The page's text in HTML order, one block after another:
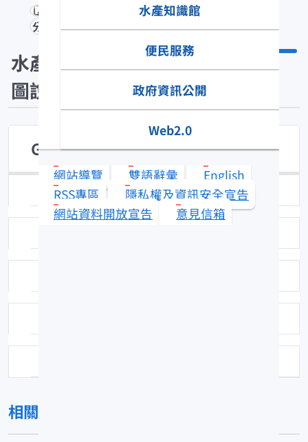
水產知識館
便民服務
政府資訊公開
Web2.0
網站導覽 雙語辭彙
English
RSS專區
隱私權及資訊安全宣告
網站資料開放宣告
意見信箱
分享
水產生物
圖說
Gnathonemus petersii
日期：100-11-25
相關圖片